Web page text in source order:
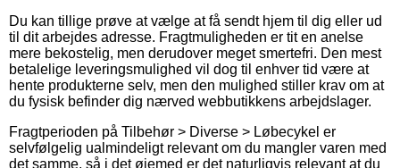
Du kan tillige prøve at vælge at få sendt hjem til dig eller ud
til dit arbejdes adresse. Fragtmuligheden er tit en anelse
mere bekostelig, men derudover meget smertefri. Den mest
betalelige leveringsmulighed vil dog til enhver tid være at
hente produkterne selv, men den mulighed stiller krav om at
du fysisk befinder dig nærved webbutikkens arbejdslager.
Fragtperioden på Tilbehør > Diverse > Løbecykel er
selvfølgelig ualmindeligt relevant om du mangler varen med
det samme, så i det øjemed er det naturligvis relevant at du